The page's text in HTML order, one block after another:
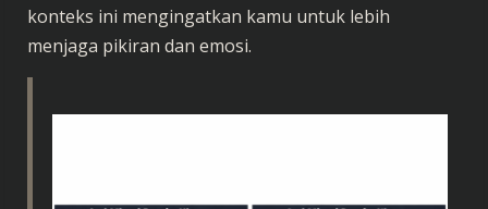
konteks ini mengingatkan kamu untuk lebih
menjaga pikiran dan emosi.